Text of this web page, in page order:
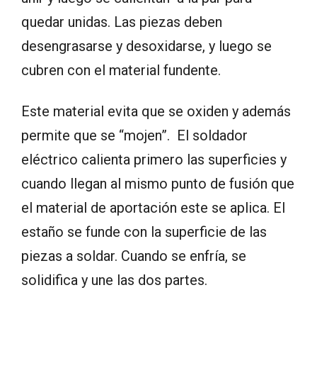
quedar unidas. Las piezas deben
desengrasarse y desoxidarse, y luego se
cubren con el material fundente.
Este material evita que se oxiden y además
permite que se “mojen”. El soldador
eléctrico calienta primero las superficies y
cuando llegan al mismo punto de fusión que
el material de aportación este se aplica. El
estaño se funde con la superficie de las
piezas a soldar. Cuando se enfría, se
solidifica y une las dos partes.